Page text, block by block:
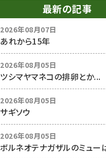
最新の記事
2026年08月07日
あれから15年
2026年08月05日
ツシマヤマネコの排卵とか...
2026年08月05日
サギソウ
2026年08月05日
ボルネオテナガザルのミュー